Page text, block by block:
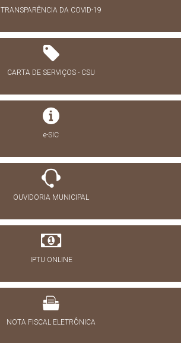
TRANSPARÊNCIA DA COVID-19
CARTA DE SERVIÇOS - CSU
e-SIC
OUVIDORIA MUNICIPAL
IPTU ONLINE
NOTA FISCAL ELETRÔNICA